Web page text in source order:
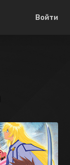
Войти